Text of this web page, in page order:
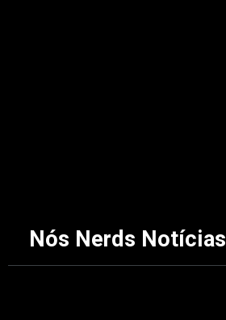
Nós Nerds Notícias